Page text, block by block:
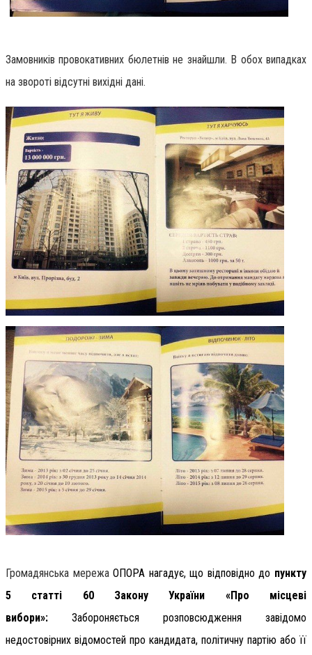
Замовників провокативних бюлетнів не знайшли. В обох випадках
на звороті відсутні вихідні дані.
Громадянська мережаОПОРА нагадує, що відповідно до пункту
5 статті 60 Закону України «Про місцеві
вибори»:
Забороняється розповсюдження завідомо
недостовірних відомостей про кандидата, політичну партію або її